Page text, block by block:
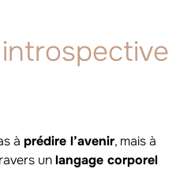
à prédire l’avenir, mais à
unlangage corporel